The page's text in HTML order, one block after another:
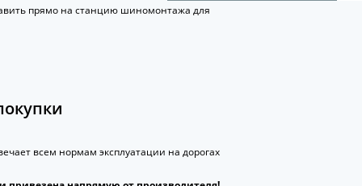
прямо на станцию шиномонтажа для
всем нормам эксплуатации на дорогах